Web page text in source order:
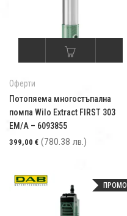
Оферти
Потопяема многостъпална
помпа Wilo Extract FIRST 303
EM/A – 6093855
399,00 € (780.38 лв.)
ПРОМО